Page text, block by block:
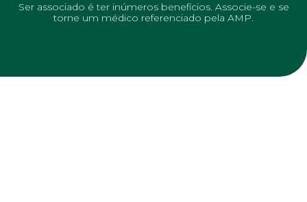
Ser associado é ter inúmeros benefícios. Associe-se e se
torne um médico referenciado pela AMP.